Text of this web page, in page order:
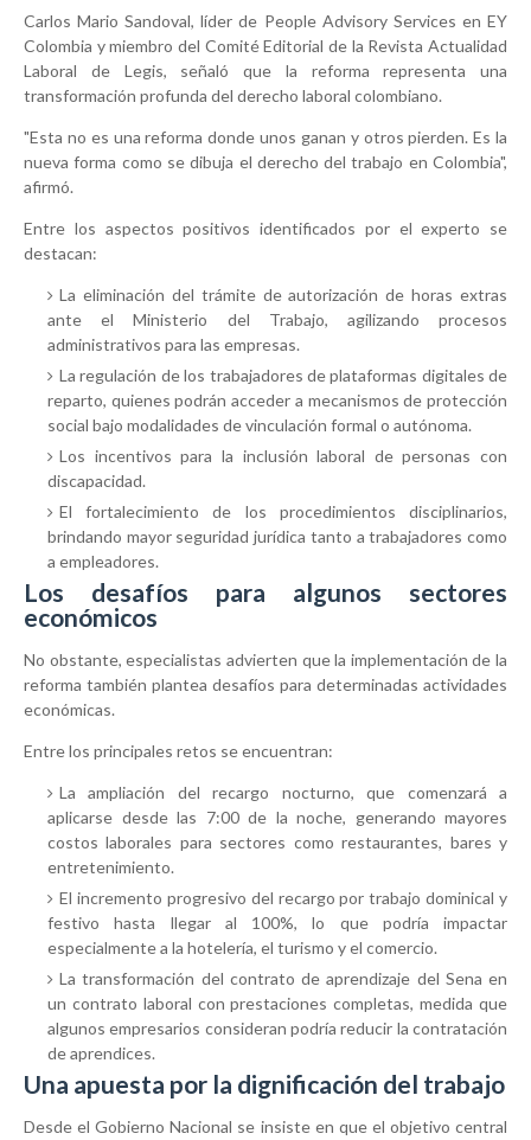
Carlos Mario Sandoval, líder de People Advisory Services en EY
Colombia y miembro del Comité Editorial de la Revista Actualidad
Laboral de Legis, señaló que la reforma representa una
transformación profunda del derecho laboral colombiano.
"Esta no es una reforma donde unos ganan y otros pierden. Es la
nueva forma como se dibuja el derecho del trabajo en Colombia",
afirmó.
Entre los aspectos positivos identificados por el experto se
destacan:
La eliminación del trámite de autorización de horas extras
ante el Ministerio del Trabajo, agilizando procesos
administrativos para las empresas.
La regulación de los trabajadores de plataformas digitales de
reparto, quienes podrán acceder a mecanismos de protección
social bajo modalidades de vinculación formal o autónoma.
Los incentivos para la inclusión laboral de personas con
discapacidad.
El fortalecimiento de los procedimientos disciplinarios,
brindando mayor seguridad jurídica tanto a trabajadores como
a empleadores.
Los desafíos para algunos sectores
económicos
No obstante, especialistas advierten que la implementación de la
reforma también plantea desafíos para determinadas actividades
económicas.
Entre los principales retos se encuentran:
La ampliación del recargo nocturno, que comenzará a
aplicarse desde las 7:00 de la noche, generando mayores
costos laborales para sectores como restaurantes, bares y
entretenimiento.
El incremento progresivo del recargo por trabajo dominical y
festivo hasta llegar al 100%, lo que podría impactar
especialmente a la hotelería, el turismo y el comercio.
La transformación del contrato de aprendizaje del Sena en
un contrato laboral con prestaciones completas, medida que
algunos empresarios consideran podría reducir la contratación
de aprendices.
Una apuesta por la dignificación del trabajo
Desde el Gobierno Nacional se insiste en que el objetivo central